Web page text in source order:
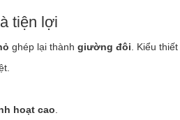
tiện lợi
ghép lại thành giường đôi . Kiểu
hoạt cao